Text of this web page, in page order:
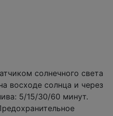
солнечного света
восходе солнца и через
5/15/30/60 минут.